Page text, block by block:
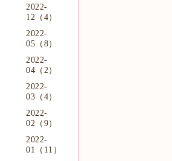
2022-
12（4）
2022-
05（8）
2022-
04（2）
2022-
03（4）
2022-
02（9）
2022-
01（11）